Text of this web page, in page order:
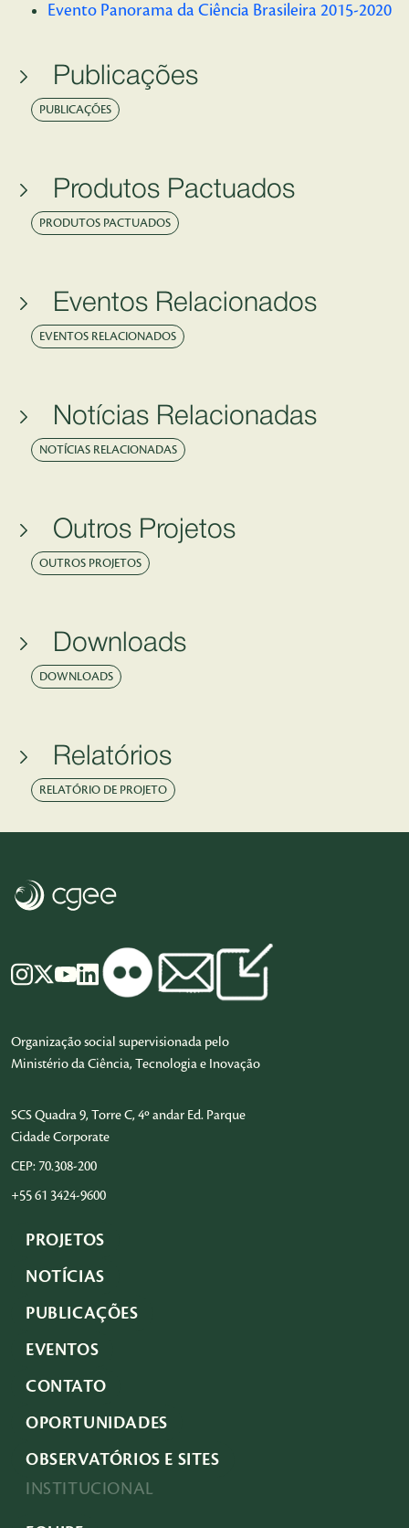
Evento Panorama da Ciência Brasileira 2015-2020
Publicações
PUBLICAÇÕES
Produtos Pactuados
PRODUTOS PACTUADOS
Eventos Relacionados
EVENTOS RELACIONADOS
Notícias Relacionadas
NOTÍCIAS RELACIONADAS
Outros Projetos
OUTROS PROJETOS
Downloads
DOWNLOADS
Relatórios
RELATÓRIO DE PROJETO
Organização social supervisionada pelo
Ministério da Ciência, Tecnologia e Inovação
SCS Quadra 9, Torre C, 4º andar Ed. Parque
Cidade Corporate
CEP: 70.308-200
+55 61 3424-9600
PROJETOS
NOTÍCIAS
PUBLICAÇÕES
EVENTOS
CONTATO
OPORTUNIDADES
OBSERVATÓRIOS E SITES
INSTITUCIONAL